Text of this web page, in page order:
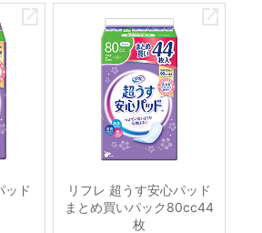
ッド
リフレ 超うす安心パッド
まとめ買いパック80cc44
枚